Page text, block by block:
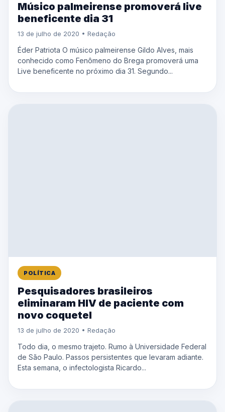
Músico palmeirense promoverá live
beneficente dia 31
13 de julho de 2020 • Redação
Éder Patriota O músico palmeirense Gildo Alves, mais
conhecido como Fenômeno do Brega promoverá uma
Live beneficente no próximo dia 31. Segundo...
POLÍTICA
Pesquisadores brasileiros
eliminaram HIV de paciente com
novo coquetel
13 de julho de 2020 • Redação
Todo dia, o mesmo trajeto. Rumo à Universidade Federal
de São Paulo. Passos persistentes que levaram adiante.
Esta semana, o infectologista Ricardo...